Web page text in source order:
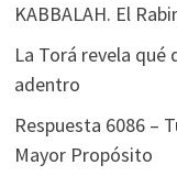
KABBALAH. El
La Torá revela qué
adentro
Respuesta 6086 –
Mayor Propósito